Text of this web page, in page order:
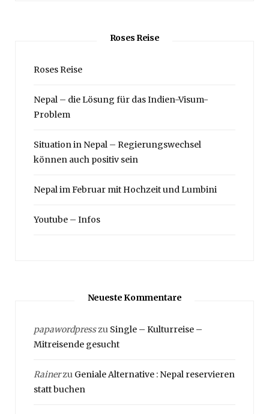
Roses Reise
Roses Reise
Nepal – die Lösung für das Indien-Visum-
Problem
Situation in Nepal – Regierungswechsel
können auch positiv sein
Nepal im Februar mit Hochzeit und Lumbini
Youtube – Infos
Neueste Kommentare
papawordpresszu Single – Kulturreise –
Mitreisende gesucht
Rainerzu Geniale Alternative : Nepal reservieren
statt buchen